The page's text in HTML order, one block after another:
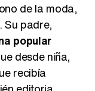
de la moda,
Su padre,
popular
desde niña,
recibía